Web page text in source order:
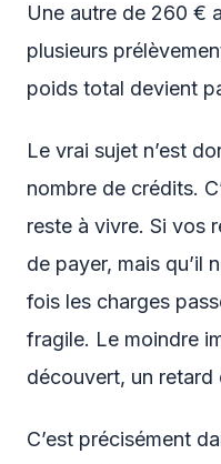
Une autre de 260 €
plusieurs
poids total devient
Le vrai sujet n’est
nombre de crédits.
reste à vivre. Si vos
de payer, mais qu’il
fois les charges
fragile. Le moindre
découvert, un retard
C’est précisément